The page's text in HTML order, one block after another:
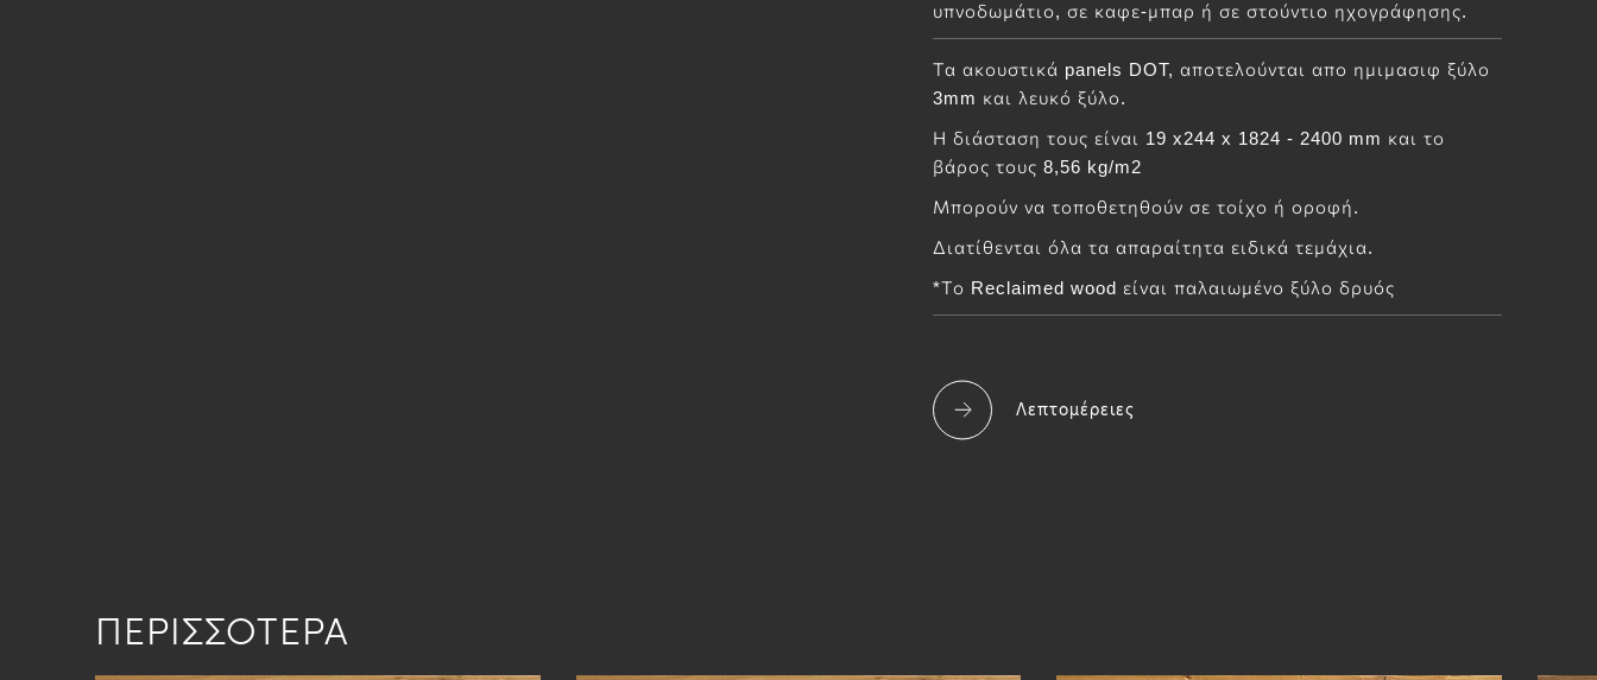
υπνοδωμάτιο, σε καφε-μπαρ ή σε στούντιο ηχογράφησης.
Τα ακουστικά panels DOT, αποτελούνται απο ημιμασιφ ξύλο
3mm και λευκό ξύλο.
Η διάσταση τους είναι 19 x244 x 1824 - 2400 mm και το
βάρος τους 8,56 kg/m2
Μπορούν να τοποθετηθούν σε τοίχο ή οροφή.
Διατίθενται όλα τα απαραίτητα ειδικά τεμάχια.
*Το Reclaimed wood είναι παλαιωμένο ξύλο δρυός
Λεπτομέρειες
ΠΕΡΙΣΣΟΤΕΡΑ